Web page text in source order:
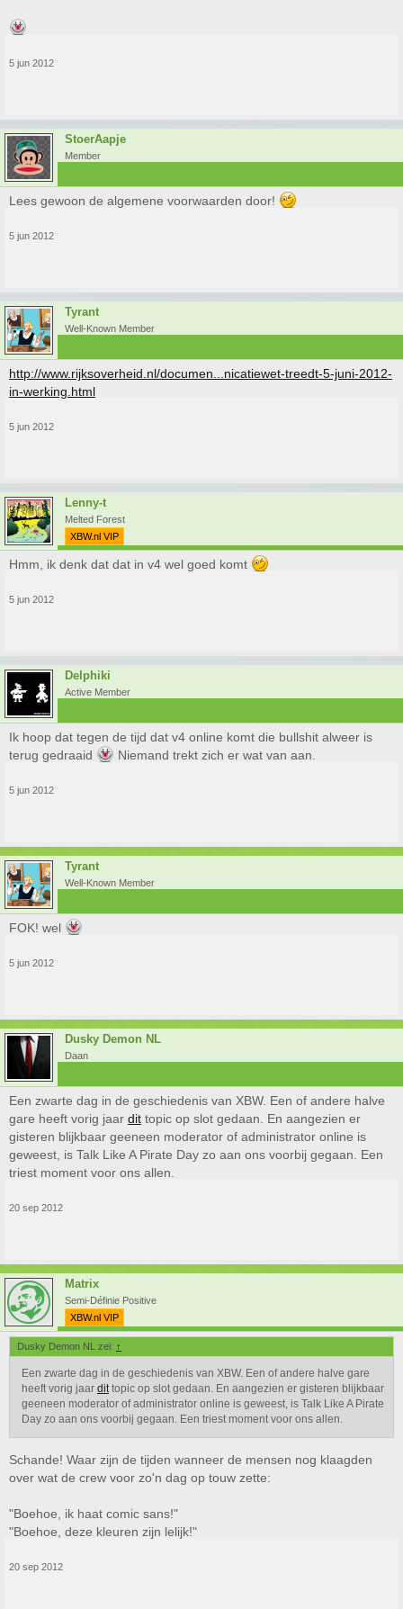
5 jun 2012
StoerAapje
Member
Lees gewoon de algemene voorwaarden door!
5 jun 2012
Tyrant
Well-Known Member
http://www.rijksoverheid.nl/documen...nicatiewet-treedt-5-juni-2012-
in-werking.html
5 jun 2012
Lenny-t
Melted Forest
XBW.nl VIP
Hmm, ik denk dat dat in v4 wel goed komt
5 jun 2012
Delphiki
Active Member
Ik hoop dat tegen de tijd dat v4 online komt die bullshit alweer is
terug gedraaid
Niemand trekt zich er wat van aan.
5 jun 2012
Tyrant
Well-Known Member
FOK! wel
5 jun 2012
Dusky Demon NL
Daan
Een zwarte dag in de geschiedenis van XBW. Een of andere halve
gare heeft vorig jaar dit topic op slot gedaan. En aangezien er
gisteren blijkbaar geeneen moderator of administrator online is
geweest, is Talk Like A Pirate Day zo aan ons voorbij gegaan. Een
triest moment voor ons allen.
20 sep 2012
Matrix
Semi-Définie Positive
XBW.nl VIP
Dusky Demon NL zei: ↑
Een zwarte dag in de geschiedenis van XBW. Een of andere halve gare
heeft vorig jaar dittopic op slot gedaan. En aangezien er gisteren blijkbaar
geeneen moderator of administrator online is geweest, is Talk Like A Pirate
Day zo aan ons voorbij gegaan. Een triest moment voor ons allen.
Schande! Waar zijn de tijden wanneer de mensen nog klaagden
over wat de crew voor zo'n dag op touw zette:
"Boehoe, ik haat comic sans!"
"Boehoe, deze kleuren zijn lelijk!"
20 sep 2012